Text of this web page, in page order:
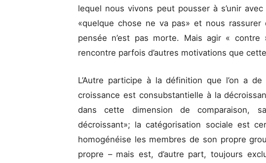
lequel nous vivons peut pousser à s’unir
«quelque chose ne va pas» et nous
pensée n’est pas morte. Mais agir « contre
rencontre parfois d’autres motivations que
L’Autre participe à la définition que l’on a
croissance est consubstantielle à la
dans cette dimension de comparaison,
décroissant»; la catégorisation sociale est
homogénéise les membres de son propre
propre – mais est, d’autre part, toujours